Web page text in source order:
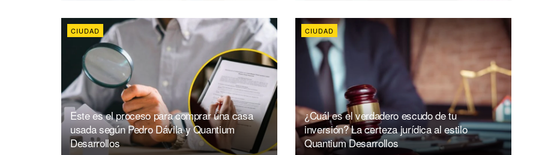
CIUDAD
Este es el proceso para comprar una casa
usada según Pedro Dávila y Quantium
Desarrollos
CIUDAD
¿Cuál es el verdadero escudo de tu
inversión? La certeza jurídica al estilo
Quantium Desarrollos